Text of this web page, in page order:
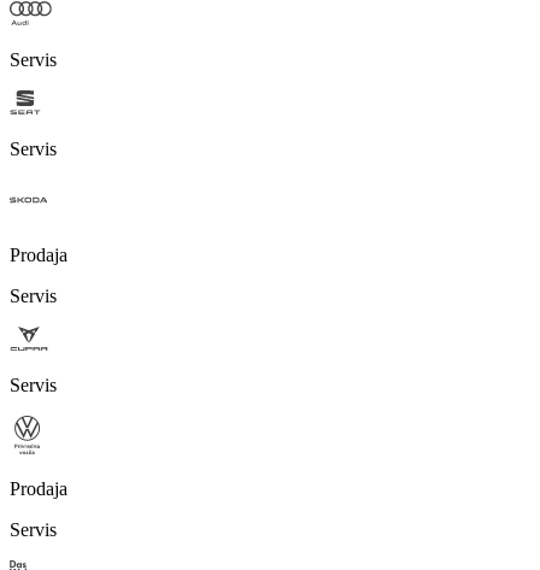
Servis
Servis
Prodaja
Servis
Servis
Prodaja
Servis